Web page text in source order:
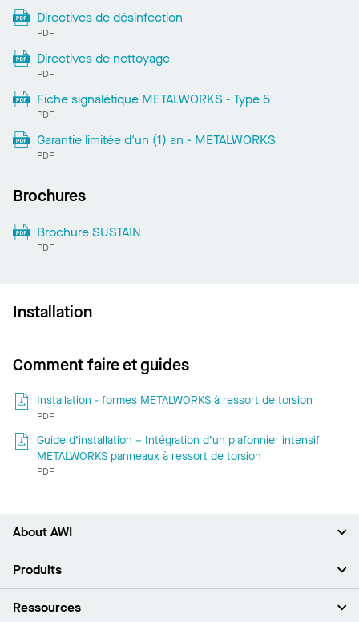
Directives de désinfection
PDF
Directives de nettoyage
PDF
Fiche signalétique METALWORKS - Type 5
PDF
Garantie limitée d'un (1) an - METALWORKS
PDF
Brochures
Brochure SUSTAIN
PDF
Installation
Comment faire et guides
Installation - formes METALWORKS à ressort de torsion
PDF
Guide d’installation – Intégration d’un plafonnier intensif
METALWORKS panneaux à ressort de torsion
PDF
About AWI
À propos de nous
Espace presse
Produits
Plafonds
Ressources